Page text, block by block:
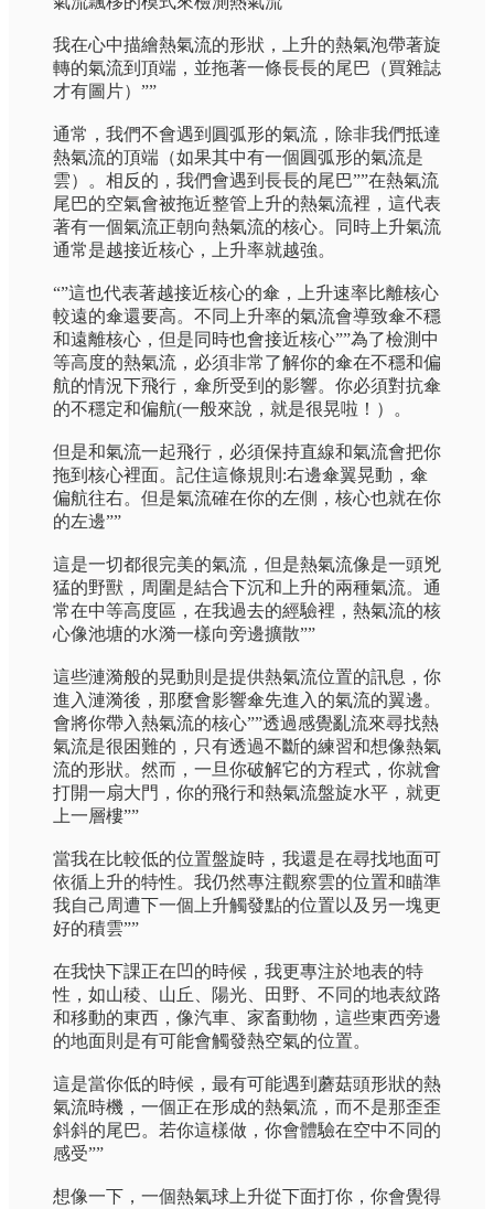
我在心中描繪熱氣流的形狀，上升的熱氣泡帶著旋
轉的氣流到頂端，並拖著一條長長的尾巴（買雜誌
才有圖片）””
通常，我們不會遇到圓弧形的氣流，除非我們抵達
熱氣流的頂端（如果其中有一個圓弧形的氣流是
雲）。相反的，我們會遇到長長的尾巴””在熱氣流
尾巴的空氣會被拖近整管上升的熱氣流裡，這代表
著有一個氣流正朝向熱氣流的核心。同時上升氣流
通常是越接近核心，上升率就越強。
“”這也代表著越接近核心的傘，上升速率比離核心
較遠的傘還要高。不同上升率的氣流會導致傘不穩
和遠離核心，但是同時也會接近核心””為了檢測中
等高度的熱氣流，必須非常了解你的傘在不穩和偏
航的情況下飛行，傘所受到的影響。你必須對抗傘
的不穩定和偏航(一般來說，就是很晃啦！）。
但是和氣流一起飛行，必須保持直線和氣流會把你
拖到核心裡面。記住這條規則:右邊傘翼晃動，傘
偏航往右。但是氣流確在你的左側，核心也就在你
的左邊””
這是一切都很完美的氣流，但是熱氣流像是一頭兇
猛的野獸，周圍是結合下沉和上升的兩種氣流。通
常在中等高度區，在我過去的經驗裡，熱氣流的核
心像池塘的水漪一樣向旁邊擴散””
這些漣漪般的晃動則是提供熱氣流位置的訊息，你
進入漣漪後，那麼會影響傘先進入的氣流的翼邊。
會將你帶入熱氣流的核心””透過感覺亂流來尋找熱
氣流是很困難的，只有透過不斷的練習和想像熱氣
流的形狀。然而，一旦你破解它的方程式，你就會
打開一扇大門，你的飛行和熱氣流盤旋水平，就更
上一層樓””
當我在比較低的位置盤旋時，我還是在尋找地面可
依循上升的特性。我仍然專注觀察雲的位置和瞄準
我自己周遭下一個上升觸發點的位置以及另一塊更
好的積雲””
在我快下課正在凹的時候，我更專注於地表的特
性，如山稜、山丘、陽光、田野、不同的地表紋路
和移動的東西，像汽車、家畜動物，這些東西旁邊
的地面則是有可能會觸發熱空氣的位置。
這是當你低的時候，最有可能遇到蘑菇頭形狀的熱
氣流時機，一個正在形成的熱氣流，而不是那歪歪
斜斜的尾巴。若你這樣做，你會體驗在空中不同的
感受””
想像一下，一個熱氣球上升從下面打你，你會覺得